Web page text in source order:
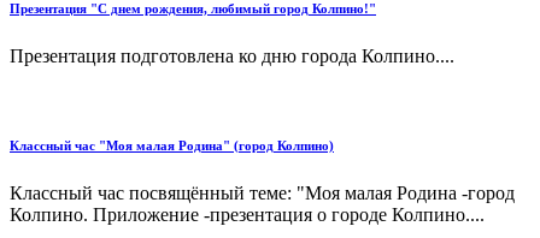
Презентация "С днем рождения, любимый город Колпино!"
Презентация подготовлена ко дню города Колпино....
Классный час "Моя малая Родина" (город Колпино)
Классный час посвящённый теме: "Моя малая Родина -город
Колпино. Приложение -презентация о городе Колпино....